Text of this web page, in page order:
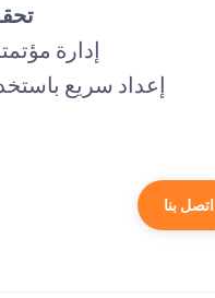
إدارة
إعداد سريع
اتصل بنا